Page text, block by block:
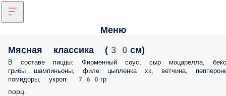
Меню
Мясная классика (30см)
В составе пиццы: Фирменный соус, сыр моцарелла,
грибы шампиньоны, филе цыпленка хк, ветчина,
помидоры, укроп. 760гр
порц.